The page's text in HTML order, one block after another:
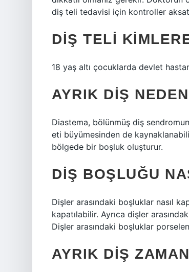
diş teli tedavisi için kontroller
DIŞ TELI
18 yaş altı çocuklarda devlet
AYRIK DIŞ
Diastema, bölünmüş diş
eti büyümesinden de
bölgede bir boşluk oluşturur.
DIŞ BOŞLUĞU
Dişler arasındaki boşluklar nasıl
kapatılabilir. Ayrıca dişler
Dişler arasındaki boşluklar
AYRIK DIŞ